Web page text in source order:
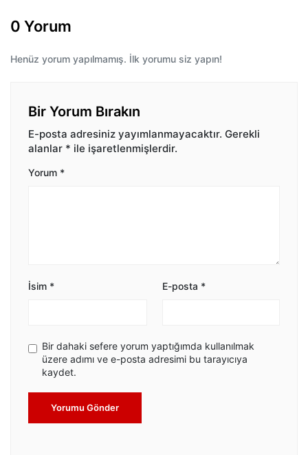
0 Yorum
Henüz yorum yapılmamış. İlk yorumu siz yapın!
Bir Yorum Bırakın
E-posta adresiniz yayımlanmayacaktır. Gerekli
alanlar * ile işaretlenmişlerdir.
Yorum *
İsim * E-posta *
Bir dahaki sefere yorum yaptığımda kullanılmak
üzere adımı ve e-posta adresimi bu tarayıcıya
kaydet.
Yorumu Gönder